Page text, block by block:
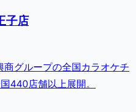
子店
グループの全国カラオケチ
440店舗以上展開。